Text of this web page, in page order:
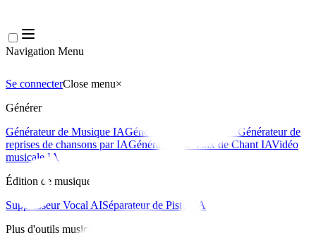
Navigation Menu
Se connecterClose menu×
Générer
Générateur de Musique IAGénérateur de Paroles IA Générateur de
reprises de chansons par IAGénérateur de Voix de Chant IAVidéo
musicale IA
Édition de musique
Suppresseur Vocal AISéparateur de Pistes IA
Plus d'outils musicaux